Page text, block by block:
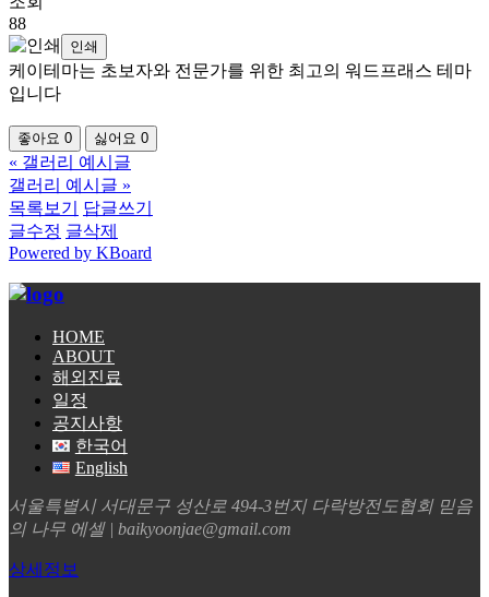
88
인쇄
케이테마는 초보자와 전문가를 위한 최고의 워드프래스 테마
입니다
좋아요 0 싫어요 0
« 갤러리 예시글
갤러리 예시글 »
목록보기
답글쓰기
글수정 글삭제
Powered by KBoard
HOME
ABOUT
해외진료
일정
공지사항
한국어
English
서울특별시 서대문구 성산로 494-3번지 다락방전도협회 믿음
의 나무 에셀 | baikyoonjae@gmail.com
상세정보